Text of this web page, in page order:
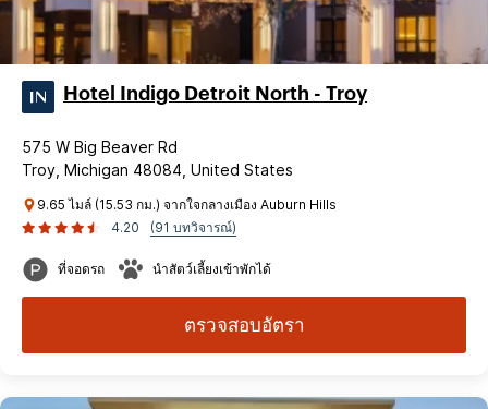
Hotel Indigo Detroit North - Troy
575 W Big Beaver Rd
Troy, Michigan 48084, United States
9.65 ไมล์ (15.53 กม.) จากใจกลางเมือง Auburn Hills
4.20
(91 บทวิจารณ์)
ที่จอดรถ นำสัตว์เลี้ยงเข้าพักได้
ตรวจสอบอัตรา